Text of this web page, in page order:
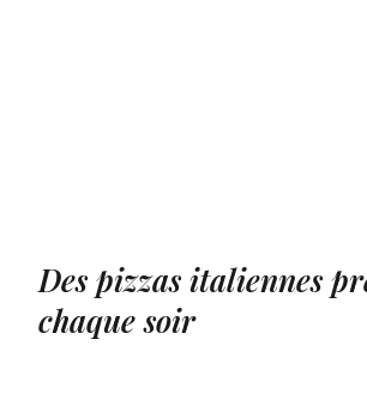
Des pizzas italiennes
chaque soir